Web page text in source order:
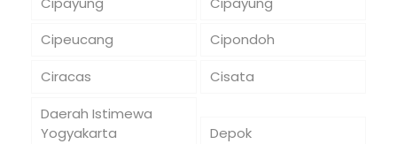
Cipeucang
Cipondoh
Ciracas
Cisata
Daerah Istimewa
Yogyakarta
Depok